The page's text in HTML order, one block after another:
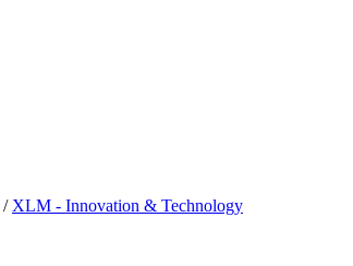
/ XLM - Innovation & Technology